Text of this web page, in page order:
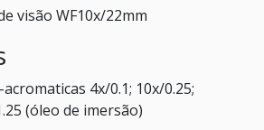
visão WF10x/22mm
4x/0.1; 10x/0.25;
(óleo de imersão)